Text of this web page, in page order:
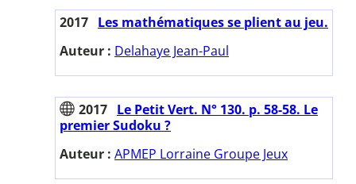
2017 Les mathématiques se plient au jeu.
Auteur : Delahaye Jean-Paul
2017 Le Petit Vert. N° 130. p. 58-58. Le
premier Sudoku ?
Auteur : APMEP Lorraine Groupe Jeux